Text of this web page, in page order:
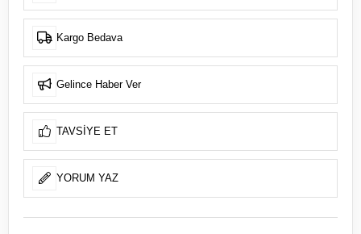
Kargo Bedava
Gelince Haber Ver
TAVSIYE ET
YORUM YAZ